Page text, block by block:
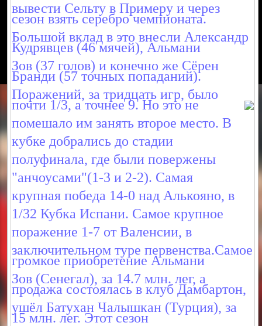
вывести Сельту в Примеру и через
сезон взять серебро чемпионата.
Большой вклад в это внесли Александр
Кудрявцев (46 мячей), Альмани
Зов (37 голов) и конечно же Сёрен
Бранди (57 точных попаданий).
Поражений, за тридцать игр, было
почти1/3, а точнее 9. Но это не
помешало им занять второе место. В
кубке добрались до стадии
полуфинала, где были повержены
"анчоусами"(1-3 и 2-2). Самая
крупная победа 14-0 над Алькояно, в
1/32 Кубка Испани. Самое крупное
поражение 1-7 от Валенсии, в
заключительном туре первенства.Самое
громкое приобретение Альмани
Зов (Сенегал), за 14.7 млн. лег, а
продажа состоялась в клуб Дамбартон,
ушёл Батухан Чалышкан (Турция), за
15 млн. лег. Этот сезон